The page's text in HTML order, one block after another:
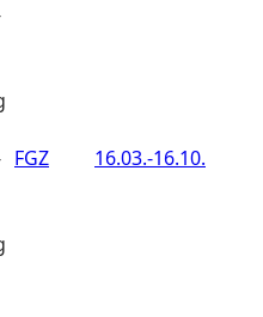
FGZ 16.03.-16.10.